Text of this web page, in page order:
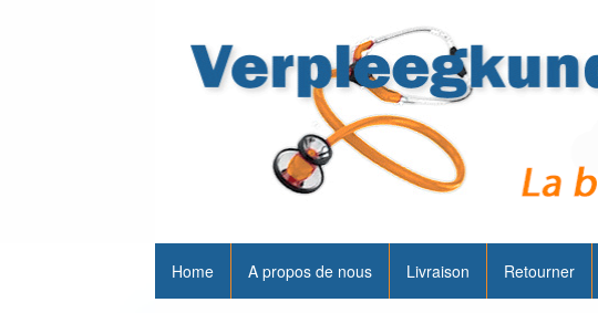
Home A propos de nous Livraison Retourner